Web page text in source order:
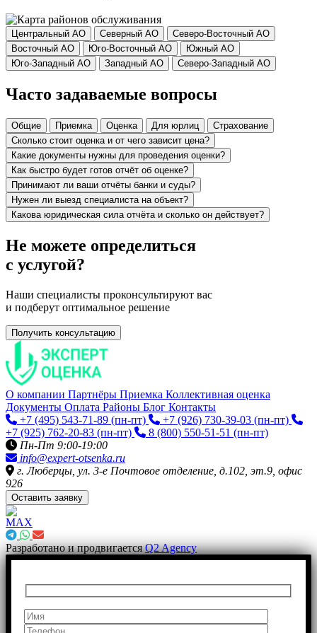
Центральный АО Северный АО
Северо-Восточный АО
Восточный АО
Юго-Восточный АО
Южный АО
Юго-Западный АО
Западный АО Северо-Западный АО
Часто задаваемые вопросы
Общие Приемка Оценка Для юрлиц
Страхование
Сколько стоит оценка и от чего зависит цена?
Какие документы нужны для проведения оценки?
Как быстро будет готов отчёт об оценке?
Принимают ли ваши отчёты банки и суды?
Нужен ли выезд специалиста на объект?
Какова юридическая сила отчёта и сколько он действует?
Не можете определиться
с услугой?
Наши специалисты проконсультируют вас
и подберут оптимальное решение
Получить консультацию
О компании Партнёры Приемка Коллективная оценка
Документы Оплата Районы Блог Контакты
+7 (495) 543-71-89 (пн-пт) +7 (926) 730-39-03 (пн-пт)
+7 (925) 762-20-83 (пн-пт) 8 (800) 550-51-51 (пн-пт)
Пн-Пт 9:00-19:00
info@expert-otsenka.ru
г. Люберцы, ул. 3-е Почтовое отделение, д.102, эт.9, офис
926
Оставить заявку
Разработано и продвигаетсяQ2 Agency